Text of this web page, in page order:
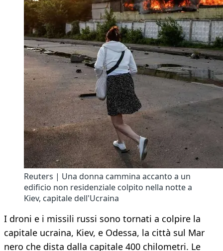
Reuters | Una donna cammina accanto a un
edificio non residenziale colpito nella notte a
Kiev, capitale dell'Ucraina
I droni e i missili russi sono tornati a colpire la
capitale ucraina, Kiev, e Odessa, la città sul Mar
nero che dista dalla capitale 400 chilometri. Le